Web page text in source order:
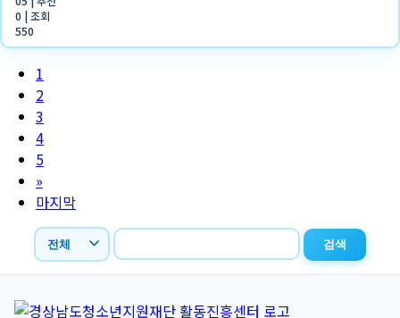
0 |조회
550
1
2
3
4
5
»
마지막
검색